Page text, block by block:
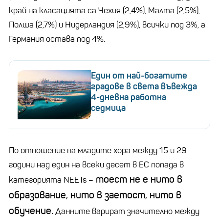
край на класацията са Чехия (2,4%), Малта (2,5%),
Полша (2,7%) и Нидерландия (2,9%), всички под 3%, а
Германия остава под 4%.
Един от най-богатите
градове в света въвежда
4-дневна работна
седмица
По отношение на младите хора между 15 и 29
години над един на всеки десет в ЕС попада в
категорията NEETs – тоест не е нито в
образование, нито в заетост, нито в
обучение. Данните варират значително между